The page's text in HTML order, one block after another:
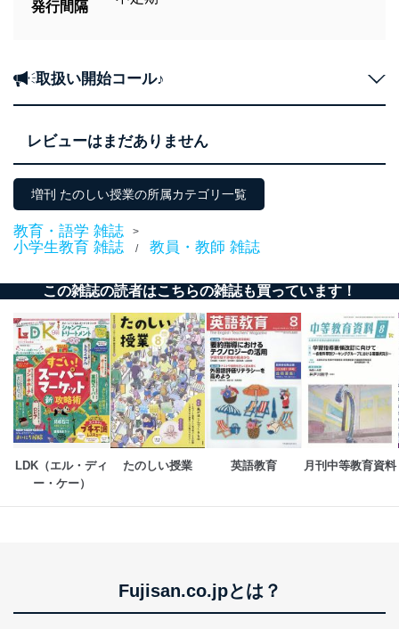
発行間隔
取扱い開始コール♪
レビューはまだありません
増刊 たのしい授業の所属カテゴリ一覧
教育・語学 雑誌 >
小学生教育 雑誌 / 教員・教師 雑誌
この雑誌の読者はこちらの雑誌も買っています！
LDK（エル・ディ
ー・ケー）
たのしい授業 英語教育 月刊中等教育資料
Fujisan.co.jpとは？